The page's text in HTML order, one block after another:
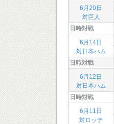
6月20日
対巨人
日時対戦
6月14日
対日本ハム
日時対戦
6月12日
対日本ハム
日時対戦
6月11日
対ロッテ